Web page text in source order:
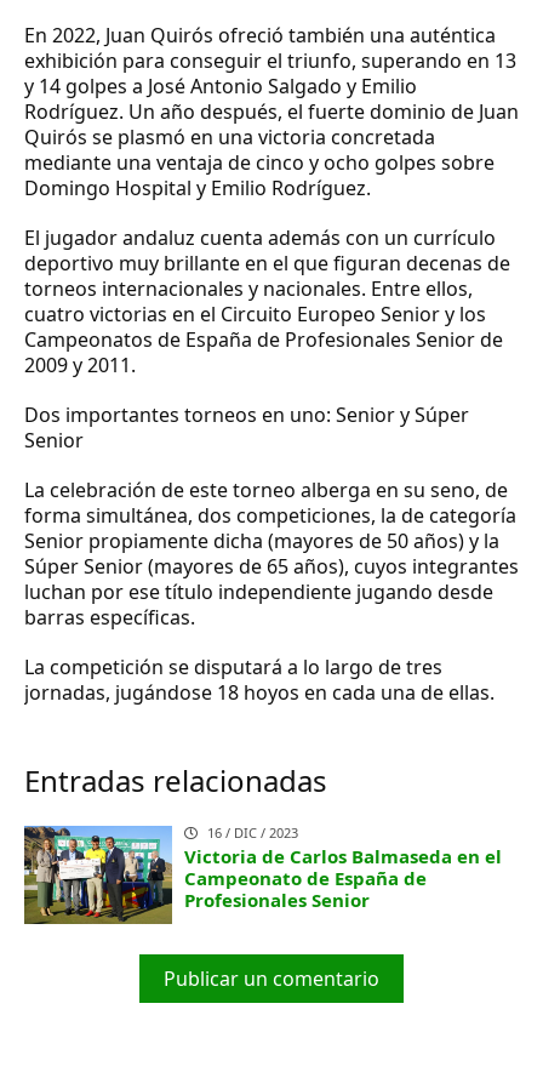
En 2022, Juan Quirós ofreció también una auténtica
exhibición para conseguir el triunfo, superando en 13
y 14 golpes a José Antonio Salgado y Emilio
Rodríguez. Un año después, el fuerte dominio de Juan
Quirós se plasmó en una victoria concretada
mediante una ventaja de cinco y ocho golpes sobre
Domingo Hospital y Emilio Rodríguez.
El jugador andaluz cuenta además con un currículo
deportivo muy brillante en el que figuran decenas de
torneos internacionales y nacionales. Entre ellos,
cuatro victorias en el Circuito Europeo Senior y los
Campeonatos de España de Profesionales Senior de
2009 y 2011.
Dos importantes torneos en uno: Senior y Súper
Senior
La celebración de este torneo alberga en su seno, de
forma simultánea, dos competiciones, la de categoría
Senior propiamente dicha (mayores de 50 años) y la
Súper Senior (mayores de 65 años), cuyos integrantes
luchan por ese título independiente jugando desde
barras específicas.
La competición se disputará a lo largo de tres
jornadas, jugándose 18 hoyos en cada una de ellas.
Entradas relacionadas
16 / DIC / 2023
Victoria de Carlos Balmaseda en el
Campeonato de España de
Profesionales Senior
Publicar un comentario